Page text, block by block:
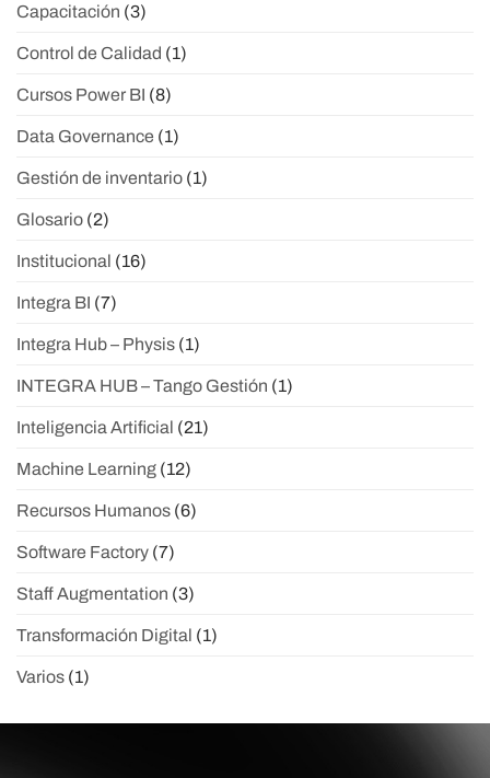
Capacitación (3)
Control de Calidad (1)
Cursos Power BI (8)
Data Governance (1)
Gestión de inventario (1)
Glosario (2)
Institucional (16)
Integra BI (7)
Integra Hub – Physis (1)
INTEGRA HUB – Tango Gestión (1)
Inteligencia Artificial (21)
Machine Learning (12)
Recursos Humanos (6)
Software Factory (7)
Staff Augmentation (3)
Transformación Digital (1)
Varios (1)